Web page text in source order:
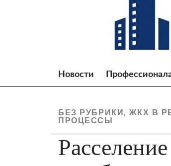
Новости
БЕЗ РУБРИКИ ,ЖКХ В
ПРОЦЕССЫ